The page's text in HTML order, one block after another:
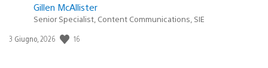
Gillen McAllister
Senior Specialist, Content Communications, SIE
Data
3 Giugno, 2026 16